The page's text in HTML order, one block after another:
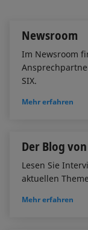
Newsroom
Im Newsroom
SIX.
Mehr erfahren
Der Blog
Lesen Sie
aktuellen
Mehr erfahren